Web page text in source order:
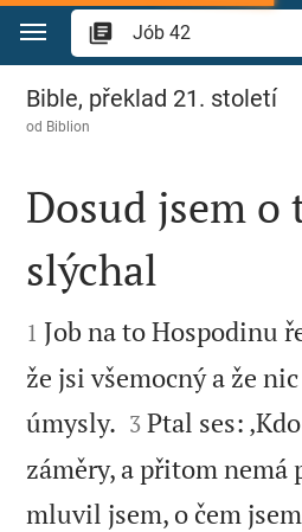
Přejít na obsah
Jób 42
Bible, překlad 21. století
od Biblion

Dosud jsem o
slýchal

1 Job na to Hospodinu
že jsi všemocný a že
úmysly. 

3 Ptal ses:
záměry, a přitom nemá
mluvil jsem, o čem